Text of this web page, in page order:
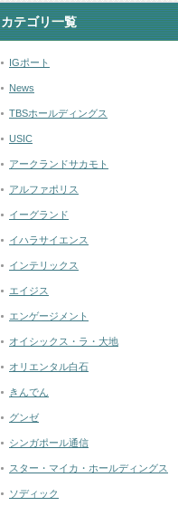
カテゴリ一覧
IGポート
News
TBSホールディングス
USIC
アークランドサカモト
アルファポリス
イーグランド
イハラサイエンス
インテリックス
エイジス
エンゲージメント
オイシックス・ラ・大地
オリエンタル白石
きんでん
グンゼ
シンガポール通信
スター・マイカ・ホールディングス
ソディック